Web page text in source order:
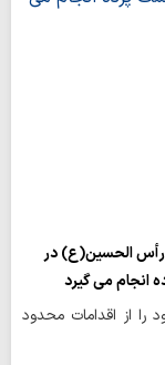
رأس الحسین(ع) در
انجام می گیرد
را از اقدامات محدود